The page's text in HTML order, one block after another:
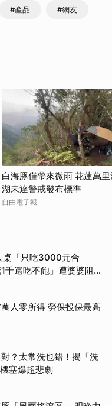
#產品 #網友
白海豚僅帶來微雨 花蓮萬
湖未達警戒發布標準
自由電子報
桌「只吃3000元合
還吃不飽」遭婆婆阻加
人零所得 勞保投保最高
？太常洗也錯！揭「洗
塞爆超悲劇